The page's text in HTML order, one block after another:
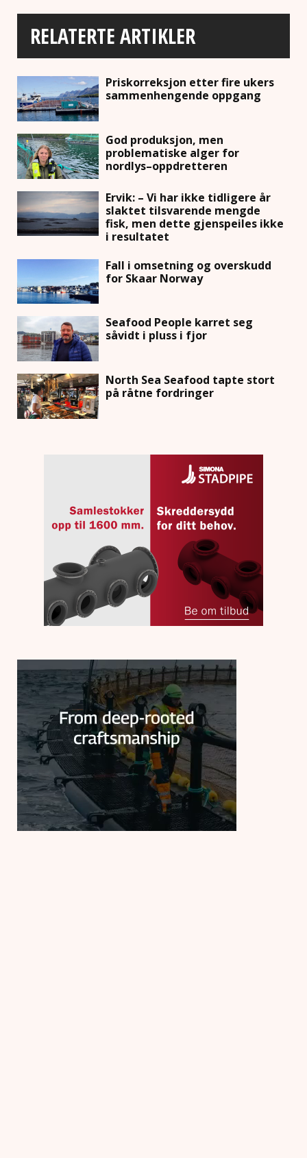
RELATERTE ARTIKLER
Priskorreksjon etter fire ukers
sammenhengende oppgang
God produksjon, men
problematiske alger for
nordlys–oppdretteren
Ervik: – Vi har ikke tidligere år
slaktet tilsvarende mengde
fisk, men dette gjenspeiles ikke
i resultatet
Fall i omsetning og overskudd
for Skaar Norway
Seafood People karret seg
såvidt i pluss i fjor
North Sea Seafood tapte stort
på råtne fordringer